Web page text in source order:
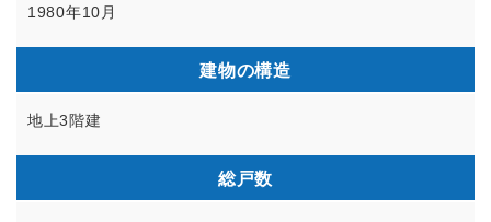
1980年10月
建物の構造
地上3階建
総戸数